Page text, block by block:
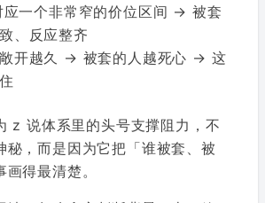
一个非常窄的价位区间 → 被套
、反应整齐
开越久 → 被套的人越死心 → 这
z 说体系里的头号支撑阻力，不
秘，而是因为它把「谁被套、被
得最清楚。